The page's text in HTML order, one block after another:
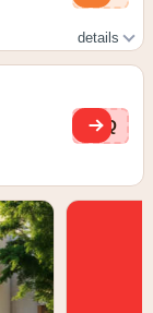
details
KMQ